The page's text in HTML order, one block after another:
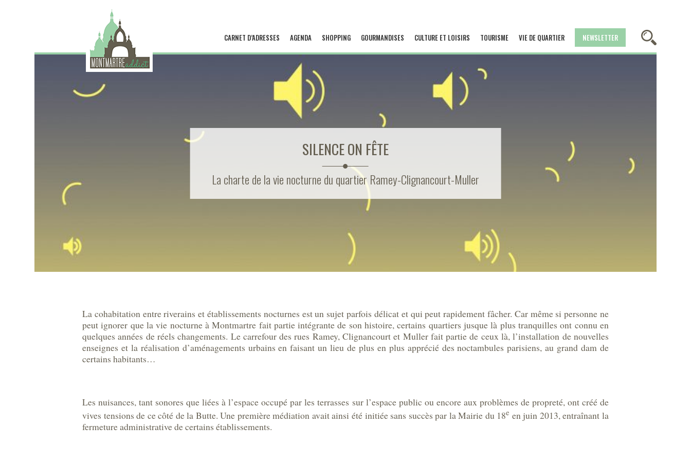
CARNET D’ADRESSES AGENDA SHOPPING GOURMANDISES CULTURE ET LOISIRS TOURISME VIE DE QUARTIER NEWSLETTER
SILENCE ON FÊTE
La charte de la vie nocturne du quartier Ramey-Clignancourt-Muller
La cohabitation entre riverains et établissements nocturnes est un sujet parfois délicat et qui peut rapidement fâcher. Car même si personne ne
peut ignorer que la vie nocturne à Montmartre fait partie intégrante de son histoire, certains quartiers jusque là plus tranquilles ont connu en
quelques années de réels changements. Le carrefour des rues Ramey, Clignancourt et Muller fait partie de ceux là, l’installation de nouvelles
enseignes et la réalisation d’aménagements urbains en faisant un lieu de plus en plus apprécié des noctambules parisiens, au grand dam de
certains habitants…
Les nuisances, tant sonores que liées à l’espace occupé par les terrasses sur l’espace public ou encore aux problèmes de propreté, ont créé de
vives tensions de ce côté de la Butte. Une première médiation avait ainsi été initiée sans succès par la Mairie du 18e en juin 2013, entraînant la
fermeture administrative de certains établissements.